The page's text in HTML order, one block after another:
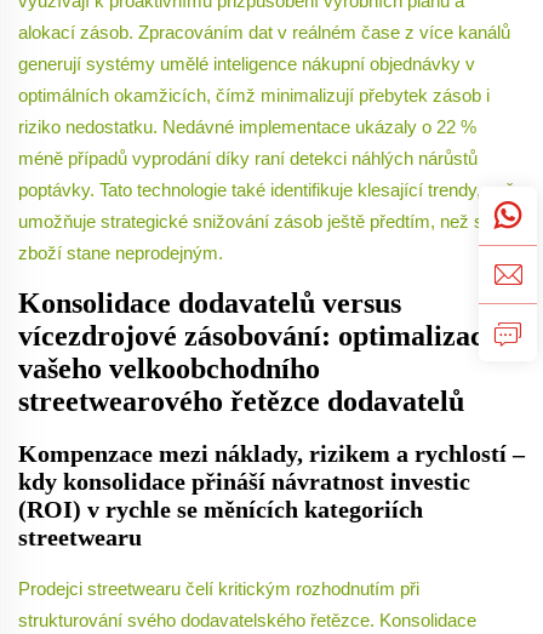
alokací zásob. Zpracováním dat v reálném čase z více kanálů
generují systémy umělé inteligence nákupní objednávky v
optimálních okamžicích, čímž minimalizují přebytek zásob i
riziko nedostatku. Nedávné implementace ukázaly o 22 %
méně případů vyprodání díky raní detekci náhlých nárůstů
poptávky. Tato technologie také identifikuje klesající trendy, což
umožňuje strategické snižování zásob ještě předtím, než se
zboží stane neprodejným.
Konsolidace dodavatelů versus
vícezdrojové zásobování: optimalizace
vašeho velkoobchodního
streetwearového řetězce dodavatelů
Kompenzace mezi náklady, rizikem a rychlostí –
kdy konsolidace přináší návratnost investic
(ROI) v rychle se měnících kategoriích
streetwearu
Prodejci streetwearu čelí kritickým rozhodnutím při
strukturování svého dodavatelského řetězce. Konsolidace